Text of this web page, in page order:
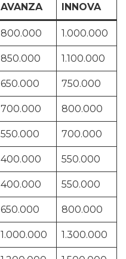
AVANZA INNOVA
800.000 1.000.000
850.000 1.100.000
650.000 750.000
700.000 800.000
550.000 700.000
400.000 550.000
400.000 550.000
650.000 800.000
1.000.000 1.300.000